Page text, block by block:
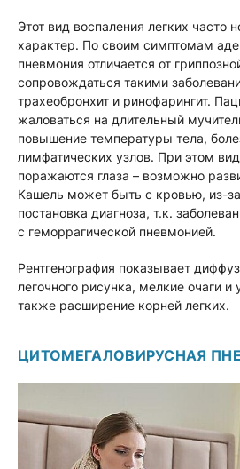
Этот вид воспаления легких часто
характер. По своим симптомам
пневмония отличается от
сопровождаться такими
трахеобронхит и ринофарингит.
жаловаться на длительный
повышение температуры тела,
лимфатических узлов. При этом
поражаются глаза – возможно
Кашель может быть с кровью, из-за
постановка диагноза, т.к.
с геморрагической пневмонией.
Рентгенография показывает
легочного рисунка, мелкие очаги и
также расширение корней легких.
ЦИТОМЕГАЛОВИРУСНАЯ